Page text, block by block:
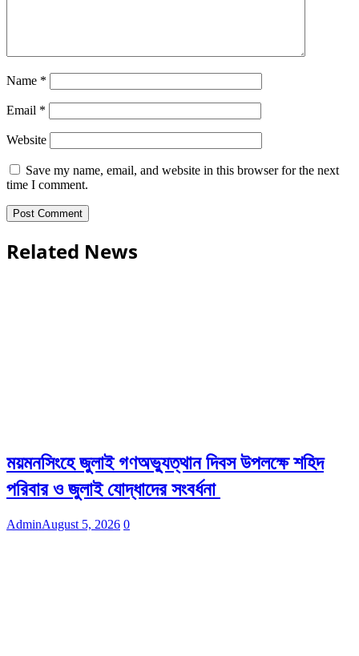
Name *
Email *
Website
Save my name, email, and website in this browser for the next
time I comment.
Related News
ময়মনসিংহে জুলাই গণঅভ্যুত্থান দিবস উপলক্ষে শহিদ
পরিবার ও জুলাই যোদ্ধাদের সংবর্ধনা
AdminAugust 5, 2026 0